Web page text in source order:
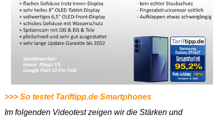
>>> So testet Tariftipp.de Smartphones
Im folgenden Videotest zeigen wir die Stärken und